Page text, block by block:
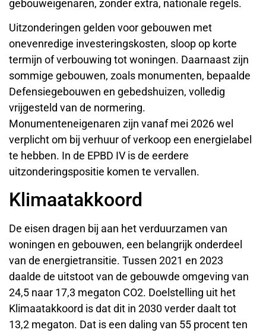
gebouweigenaren, zonder extra, nationale regels.
Uitzonderingen gelden voor gebouwen met
onevenredige investeringskosten, sloop op korte
termijn of verbouwing tot woningen. Daarnaast zijn
sommige gebouwen, zoals monumenten, bepaalde
Defensiegebouwen en gebedshuizen, volledig
vrijgesteld van de normering.
Monumenteneigenaren zijn vanaf mei 2026 wel
verplicht om bij verhuur of verkoop een energielabel
te hebben. In de EPBD IV is de eerdere
uitzonderingspositie komen te vervallen.
Klimaatakkoord
De eisen dragen bij aan het verduurzamen van
woningen en gebouwen, een belangrijk onderdeel
van de energietransitie. Tussen 2021 en 2023
daalde de uitstoot van de gebouwde omgeving van
24,5 naar 17,3 megaton CO2. Doelstelling uit het
Klimaatakkoord is dat dit in 2030 verder daalt tot
13,2 megaton. Dat is een daling van 55 procent ten